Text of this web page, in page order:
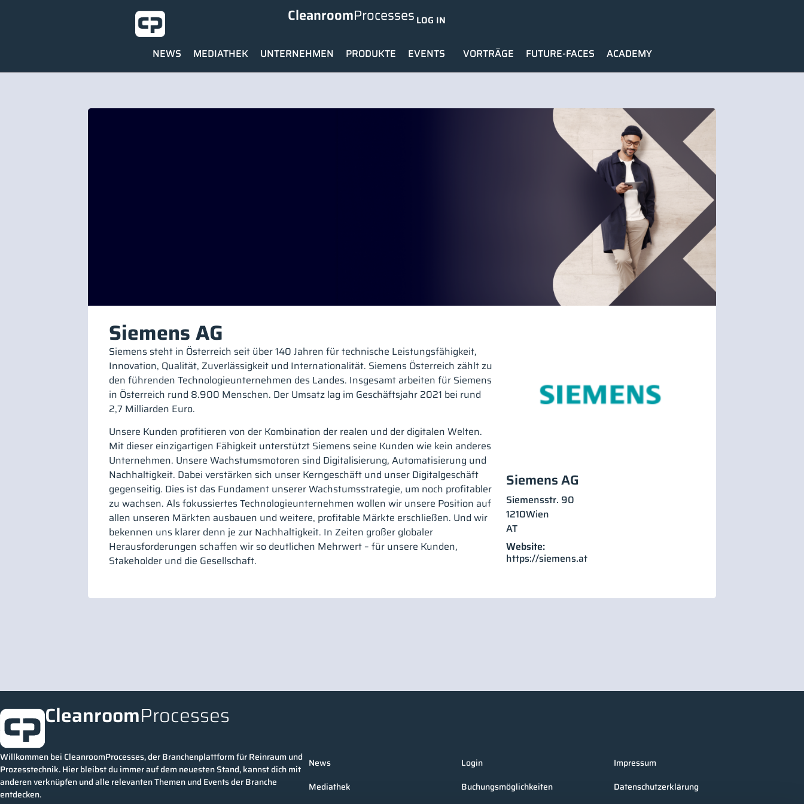
CleanroomProcesses LOG IN
NEWS MEDIATHEK UNTERNEHMEN PRODUKTE EVENTS VORTRÄGE FUTURE-FACES ACADEMY
Siemens AG
Siemens steht in Österreich seit über 140 Jahren für technische Leistungsfähigkeit,
Innovation, Qualität, Zuverlässigkeit und Internationalität. Siemens Österreich zählt zu
den führenden Technologieunternehmen des Landes. Insgesamt arbeiten für Siemens
in Österreich rund 8.900 Menschen. Der Umsatz lag im Geschäftsjahr 2021 bei rund
2,7 Milliarden Euro.
Unsere Kunden profitieren von der Kombination der realen und der digitalen Welten.
Mit dieser einzigartigen Fähigkeit unterstützt Siemens seine Kunden wie kein anderes
Unternehmen. Unsere Wachstumsmotoren sind Digitalisierung, Automatisierung und
Nachhaltigkeit. Dabei verstärken sich unser Kerngeschäft und unser Digitalgeschäft
gegenseitig. Dies ist das Fundament unserer Wachstumsstrategie, um noch profitabler
zu wachsen. Als fokussiertes Technologieunternehmen wollen wir unsere Position auf
allen unseren Märkten ausbauen und weitere, profitable Märkte erschließen. Und wir
bekennen uns klarer denn je zur Nachhaltigkeit. In Zeiten großer globaler
Herausforderungen schaffen wir so deutlichen Mehrwert – für unsere Kunden,
Stakeholder und die Gesellschaft.
Siemens AG
Siemensstr. 90
1210Wien
AT
Website:
https://siemens.at
CleanroomProcesses
Willkommen bei CleanroomProcesses, der Branchenplattform für Reinraum und
Prozesstechnik. Hier bleibst du immer auf dem neuesten Stand, kannst dich mit
anderen verknüpfen und alle relevanten Themen und Events der Branche
entdecken.
News
Mediathek
Login
Buchungsmöglichkeiten
Impressum
Datenschutzerklärung